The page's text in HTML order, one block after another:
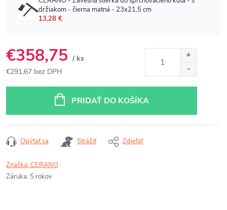
€358,75 / ks
€291,67 bez DPH
PRIDAŤ DO KOŠÍKA
Opýtať sa Strážiť Zdieľať
Značka:CERANO
Záruka: 5 rokov